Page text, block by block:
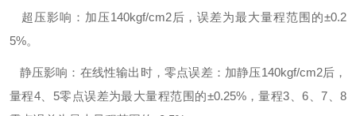
超压影响：加压140kgf/cm2后，误差为最大量程范围的±0.2
5%。
静压影响：在线性输出时，零点误差：加静压140kgf/cm2后，
量程4、5零点误差为最大量程范围的±0.25%，量程3、6、7、8